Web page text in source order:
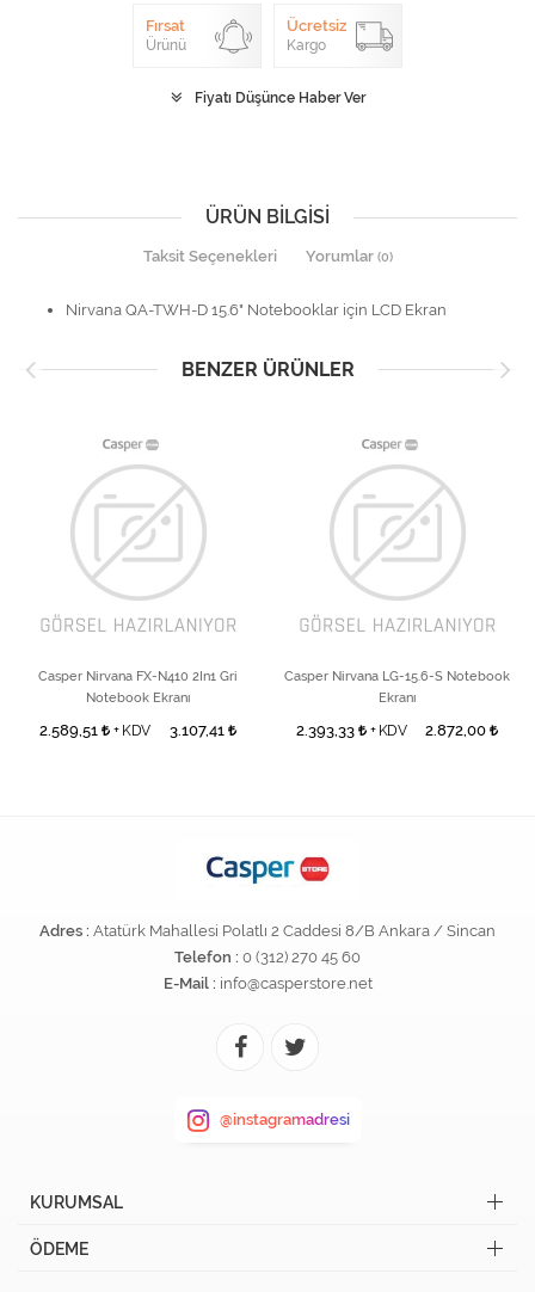
Fırsat
Ürünü
Ücretsiz
Kargo
Fiyatı Düşünce Haber Ver
ÜRÜN BILGISI
Taksit Seçenekleri Yorumlar (0)
Nirvana QA-TWH-D 15.6" Notebooklar için LCD Ekran
BENZER ÜRÜNLER
Casper Nirvana FX-N410 2In1 Gri
Notebook Ekranı
2.589,51 + KDV 3.107,41
Casper Nirvana LG-15.6-S Notebook
Ekranı
2.393,33 + KDV 2.872,00
Adres : Atatürk Mahallesi Polatlı 2 Caddesi 8/B Ankara / Sincan
Telefon : 0 (312) 270 45 60
E-Mail : info@casperstore.net
@instagramadresi
KURUMSAL
ÖDEME